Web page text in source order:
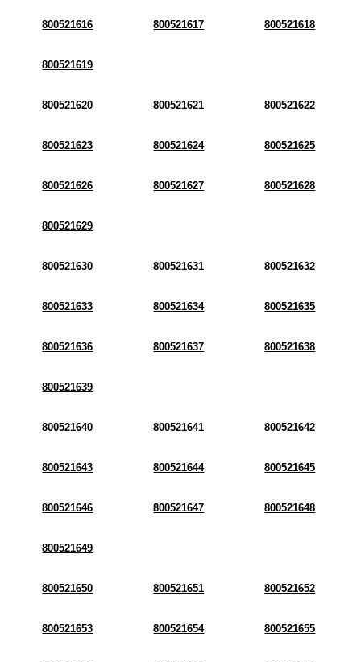
800521616 800521617 800521618
800521619
800521620 800521621 800521622
800521623 800521624 800521625
800521626 800521627 800521628
800521629
800521630 800521631 800521632
800521633 800521634 800521635
800521636 800521637 800521638
800521639
800521640 800521641 800521642
800521643 800521644 800521645
800521646 800521647 800521648
800521649
800521650 800521651 800521652
800521653 800521654 800521655